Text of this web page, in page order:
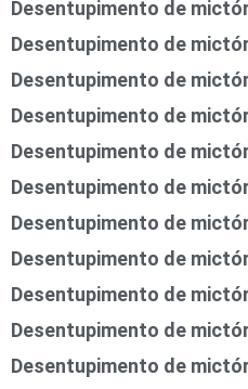
Desentupimento de
Desentupimento de
Desentupimento de
Desentupimento de
Desentupimento de
Desentupimento de
Desentupimento de
Desentupimento de
Desentupimento de
Desentupimento de
Desentupimento de